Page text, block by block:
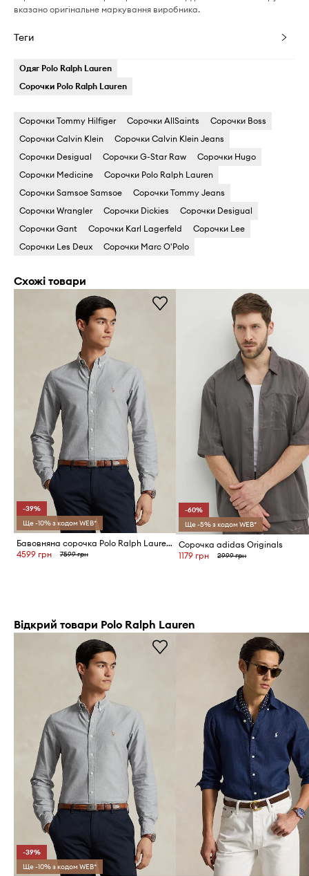
вказано оригінальне маркування виробника.
Теги
Одяг Polo Ralph Lauren
Сорочки Polo Ralph Lauren
Сорочки Tommy Hilfiger Сорочки AllSaints
Сорочки Boss
Сорочки Calvin Klein
Сорочки Calvin Klein Jeans
Сорочки Desigual
Сорочки G-Star Raw
Сорочки Hugo
Сорочки Medicine
Сорочки Polo Ralph Lauren
Сорочки Samsoe Samsoe
Сорочки Tommy Jeans
Сорочки Wrangler
Сорочки Dickies
Сорочки Desigual
Сорочки Gant
Сорочки Karl Lagerfeld
Сорочки Lee
Сорочки Les Deux
Сорочки Marc O'Polo
Схожі товари
-39%
Ще -10% з кодом WEB*
Бавовняна сорочка Polo Ralph Lauren
4599 грн
7599 грн
-60%
Ще -5% з кодом WEB*
Сорочка adidas Originals
1179 грн
2999 грн
Відкрий товари Polo Ralph Lauren
-39%
Ще -10% з кодом WEB*